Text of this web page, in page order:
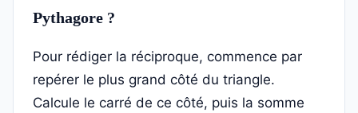
Pythagore ?
Pour rédiger la réciproque, commence par
repérer le plus grand côté du triangle.
Calcule le carré de ce côté, puis la somme